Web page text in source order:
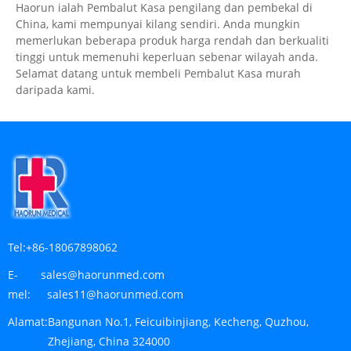
Haorun ialah Pembalut Kasa pengilang dan pembekal di
China, kami mempunyai kilang sendiri. Anda mungkin
memerlukan beberapa produk harga rendah dan berkualiti
tinggi untuk memenuhi keperluan sebenar wilayah anda.
Selamat datang untuk membeli Pembalut Kasa murah
daripada kami.
Tel:+86-18067898062
E-
mel:
sales@haorunmed.com
sales11@haorunmed.com
Alamat:Bangunan No.1, Feicuibinjiang, Kecheng, Quzhou,
Zhejiang, China 324000